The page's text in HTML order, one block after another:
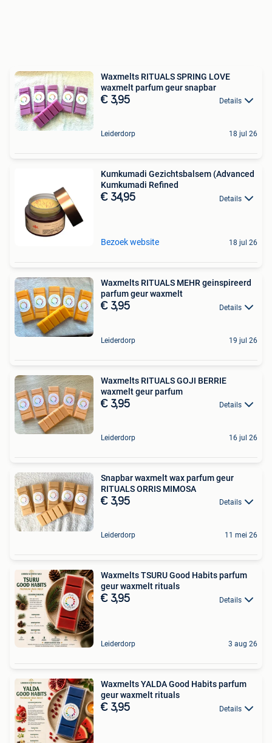
Waxmelts RITUALS SPRING LOVE
waxmelt parfum geur snapbar
€ 3,95 Details
Leiderdorp 18 jul 26
Kumkumadi Gezichtsbalsem (Advanced
Kumkumadi Refined
€ 34,95 Details
Bezoek website 18 jul 26
Waxmelts RITUALS MEHR geinspireerd
parfum geur waxmelt
€ 3,95 Details
Leiderdorp 19 jul 26
Waxmelts RITUALS GOJI BERRIE
waxmelt geur parfum
€ 3,95 Details
Leiderdorp 16 jul 26
Snapbar waxmelt wax parfum geur
RITUALS ORRIS MIMOSA
€ 3,95 Details
Leiderdorp 11 mei 26
Waxmelts TSURU Good Habits parfum
geur waxmelt rituals
€ 3,95 Details
Leiderdorp 3 aug 26
Waxmelts YALDA Good Habits parfum
geur waxmelt rituals
€ 3,95 Details